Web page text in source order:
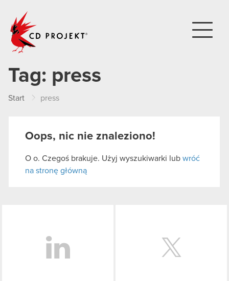
Tag: press
Start press
Oops, nic nie znaleziono!
O o. Czegoś brakuje. Użyj wyszukiwarki lub wróć
na stronę główną